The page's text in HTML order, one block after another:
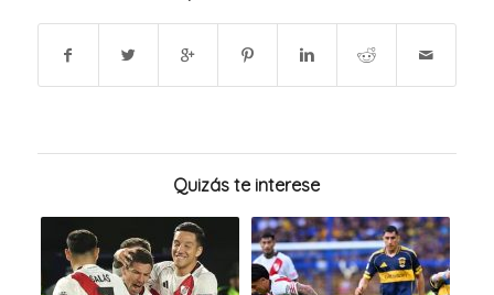
Quizás te interese